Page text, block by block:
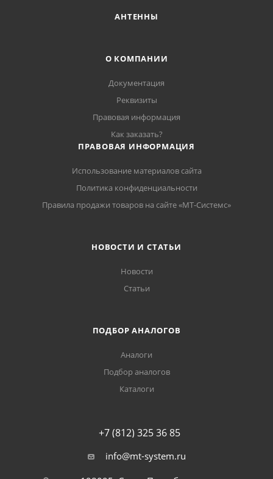
АНТЕННЫ
О КОМПАНИИ
Документация
Реквизиты
Правовая информация
Как заказать?
ПРАВОВАЯ ИНФОРМАЦИЯ
Использование материалов сайта
Политика конфиденциальности
Правила продажи товаров на сайте «МТ-Системс»
НОВОСТИ И СТАТЬИ
Новости
Статьи
ПОДБОР АНАЛОГОВ
Аналоги
Подбор аналогов
Каталоги
+7 (812) 325 36 85
info@mt-system.ru